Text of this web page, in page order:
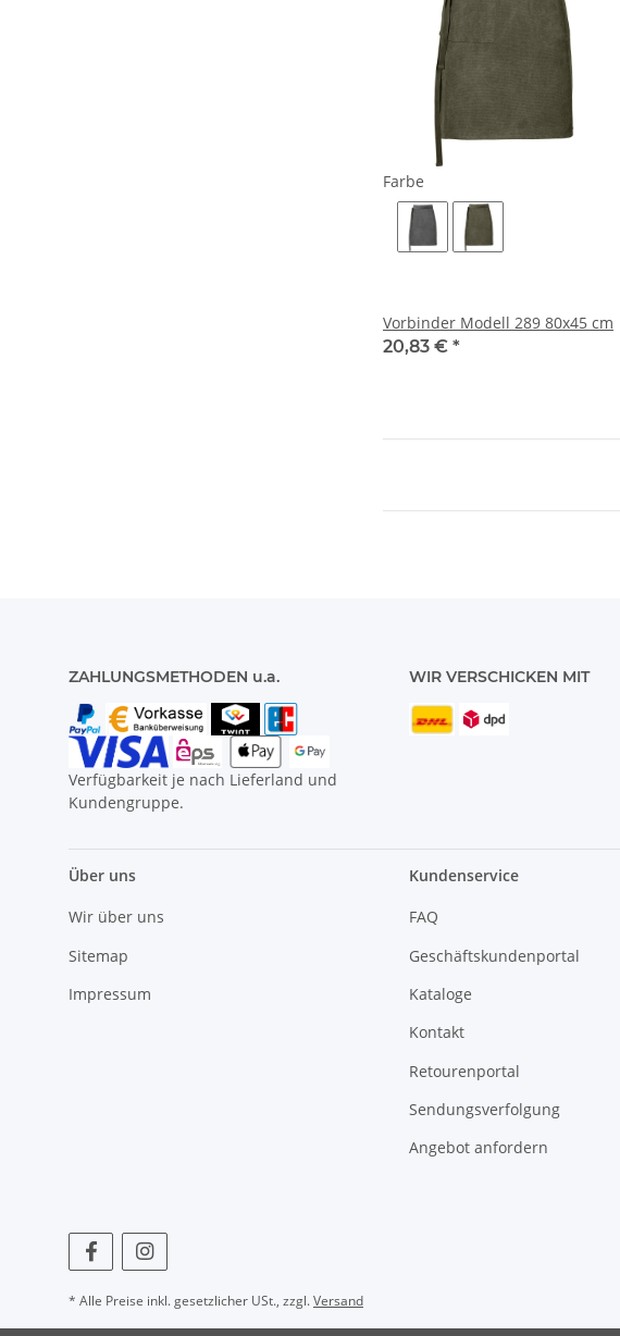
Farbe
Vorbinder Modell 289 80x45 cm
20,83 € *
ZAHLUNGSMETHODEN u.a.
Verfügbarkeit je nach Lieferland und
Kundengruppe.
WIR VERSCHICKEN MIT
Über uns
Wir über uns
Sitemap
Impressum
Kundenservice
FAQ
Geschäftskundenportal
Kataloge
Kontakt
Retourenportal
Sendungsverfolgung
Angebot anfordern
* Alle Preise inkl. gesetzlicher USt., zzgl.Versand